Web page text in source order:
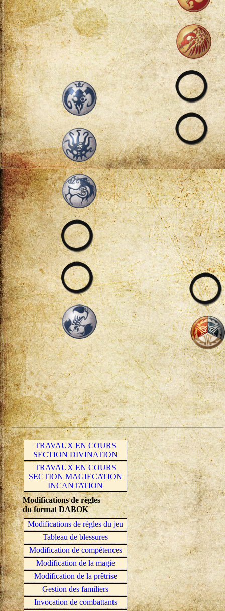
TRAVAUX EN COURS
SECTION DIVINATION
TRAVAUX EN COURS
SECTION MAGIECATION
INCANTATION
Modifications de règles
du format DABOK
Modifications de règles du jeu
Tableau de blessures
Modification de compétences
Modification de la magie
Modification de la prêtrise
Gestion des familiers
Invocation de combattants